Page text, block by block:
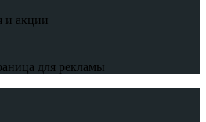
и акции
для рекламы